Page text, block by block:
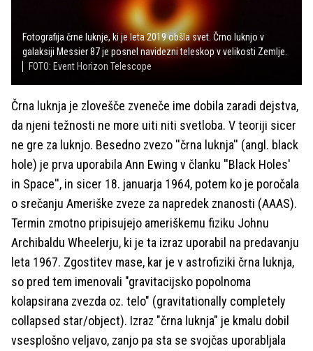
Fotografija črne luknje, ki je leta 2019 obšla svet. Črno luknjo v
galaksiji Messier 87 je posnel navidezni teleskop v velikosti Zemlje.
FOTO: Event Horizon Telescope
Črna luknja je zlovešče zveneče ime dobila zaradi dejstva,
da njeni težnosti ne more uiti niti svetloba. V teoriji sicer
ne gre za luknjo. Besedno zvezo ''črna luknja'' (angl. black
hole) je prva uporabila Ann Ewing v članku ''Black Holes'
in Space'', in sicer 18. januarja 1964, potem ko je poročala
o srečanju Ameriške zveze za napredek znanosti (AAAS).
Termin zmotno pripisujejo ameriškemu fiziku Johnu
Archibaldu Wheelerju, ki je ta izraz uporabil na predavanju
leta 1967. Zgostitev mase, kar je v astrofiziki črna luknja,
so pred tem imenovali "gravitacijsko popolnoma
kolapsirana zvezda oz. telo" (gravitationally completely
collapsed star/object). Izraz "črna luknja" je kmalu dobil
vsesplošno veljavo, zanjo pa sta se svojčas uporabljala